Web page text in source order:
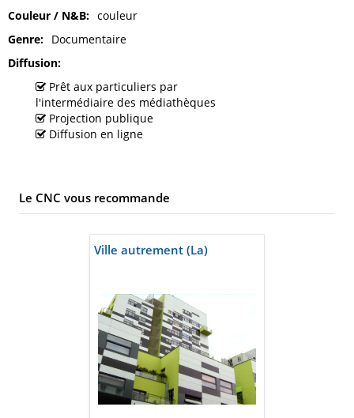
Couleur / N&B
couleur
Genre
Documentaire
Diffusion
Prêt aux particuliers par
l'intermédiaire des médiathèques
Projection publique
Diffusion en ligne
Le CNC vous recommande
Ville autrement (La)